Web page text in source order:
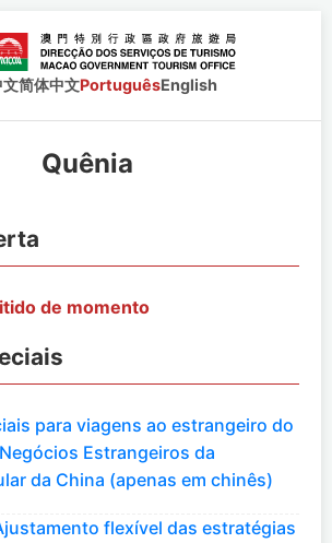
文简体中文PortuguêsEnglish
Quênia
de momento
para viagens ao estrangeiro do
Estrangeiros da
da China (apenas em chinês)
flexível das estratégias